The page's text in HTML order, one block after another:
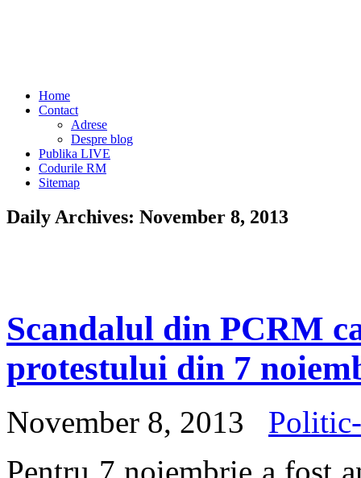
Home
Contact
Adrese
Despre blog
Publika LIVE
Codurile RM
Sitemap
Daily Archives: November 8, 2013
Scandalul din PCRM
protestului din 7
November 8, 2013
Pentru 7 noiembrie a fost